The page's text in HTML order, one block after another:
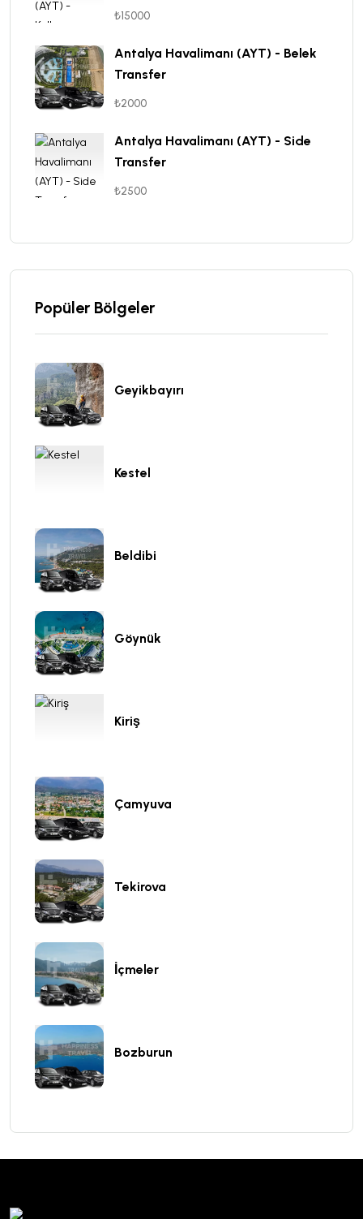
₺15000
Antalya Havalimanı (AYT) - Belek
Transfer
₺2000
Antalya Havalimanı (AYT) - Side
Transfer
₺2500
Popüler Bölgeler
Geyikbayırı
Kestel
Beldibi
Göynük
Kiriş
Çamyuva
Tekirova
İçmeler
Bozburun